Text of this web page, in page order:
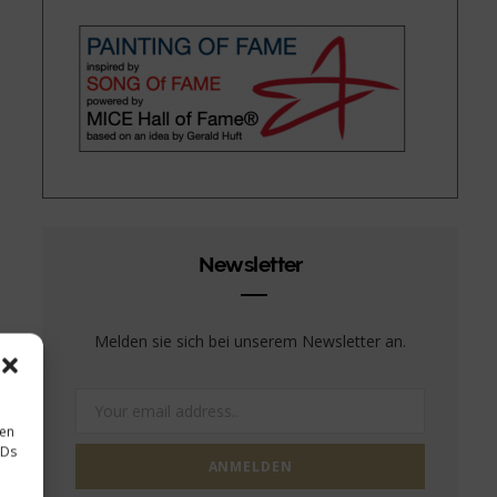
Newsletter
Melden sie sich bei unserem Newsletter an.